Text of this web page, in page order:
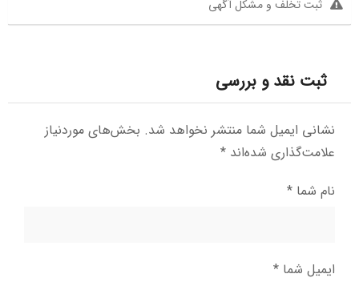
ثبت تخلف و مشکل آگهی
ثبت نقد و بررسی
نشانی ایمیل شما منتشر نخواهد شد. بخش‌های موردنیاز
علامت‌گذاری شده‌اند *
نام شما *
ایمیل شما *